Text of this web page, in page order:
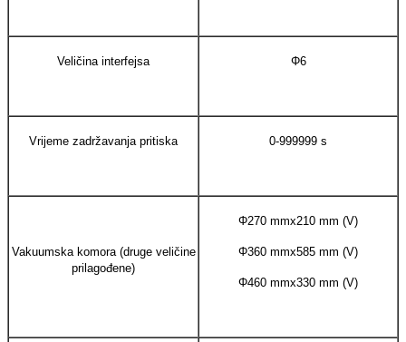
Veličina interfejsa Φ6
Vrijeme zadržavanja pritiska 0-999999 s
Vakuumska komora (druge veličine
prilagođene)
Φ270 mmx210 mm (V)
Φ360 mmx585 mm (V)
Φ460 mmx330 mm (V)